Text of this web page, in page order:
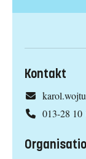
Kontakt
013-28 10